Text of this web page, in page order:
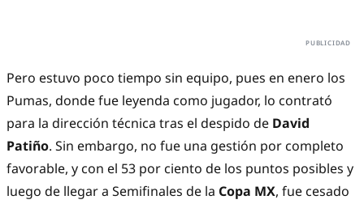
Pero estuvo poco tiempo sin equipo, pues en enero los
Pumas, donde fue leyenda como jugador, lo contrató
para la dirección técnica tras el despido de David
Patiño. Sin embargo, no fue una gestión por completo
favorable, y con el 53 por ciento de los puntos posibles y
luego de llegar a Semifinales de la Copa MX, fue cesado